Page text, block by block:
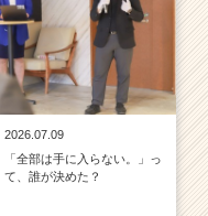
2026.07.09
「全部は手に入らない。」っ
て、誰が決めた？